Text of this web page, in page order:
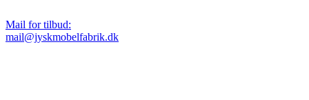
Mail for tilbud:
mail@jyskmobelfabrik.dk